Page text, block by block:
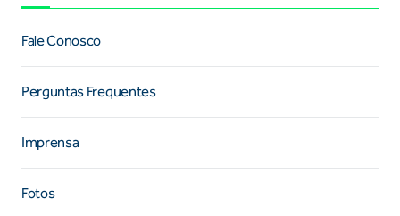
Fale Conosco
Perguntas Frequentes
Imprensa
Fotos